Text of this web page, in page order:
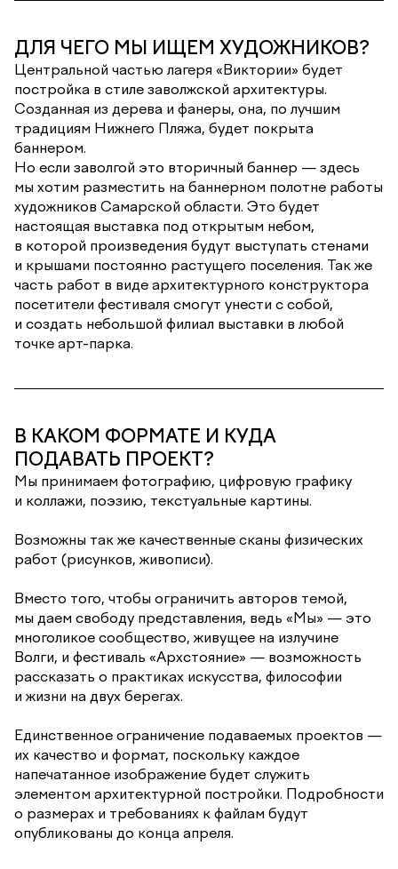
ДЛЯ ЧЕГО МЫ ИЩЕМ ХУДОЖНИКОВ?
Центральной частью лагеря «Виктории» будет
постройка в стиле заволжской архитектуры.
Созданная из дерева и фанеры, она, по лучшим
традициям Нижнего Пляжа, будет покрыта
баннером.
Но если заволгой это вторичный баннер — здесь
мы хотим разместить на баннерном полотне работы
художников Самарской области. Это будет
настоящая выставка под открытым небом,
в которой произведения будут выступать стенами
и крышами постоянно растущего поселения. Так же
часть работ в виде архитектурного конструктора
посетители фестиваля смогут унести с собой,
и создать небольшой филиал выставки в любой
точке арт-парка.
В КАКОМ ФОРМАТЕ И КУДА
ПОДАВАТЬ ПРОЕКТ?
Мы принимаем фотографию, цифровую графику
и коллажи, поэзию, текстуальные картины.
Возможны так же качественные сканы физических
работ (рисунков, живописи).
Вместо того, чтобы ограничить авторов темой,
мы даем свободу представления, ведь «Мы» — это
многоликое сообщество, живущее на излучине
Волги, и фестиваль «Архстояние» — возможность
рассказать о практиках искусства, философии
и жизни на двух берегах.
Единственное ограничение подаваемых проектов —
их качество и формат, поскольку каждое
напечатанное изображение будет служить
элементом архитектурной постройки. Подробности
о размерах и требованиях к файлам будут
опубликованы до конца апреля.